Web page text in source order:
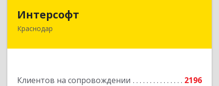
Интерсофт
Краснодар
Клиентов на сопровождении
2196
350020, Краснодарский край, Краснодар г,